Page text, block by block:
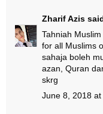
Zharif Azis
Tahniah
for all Muslims
sahaja boleh
azan, Quran
skrg
June 8, 2018 at